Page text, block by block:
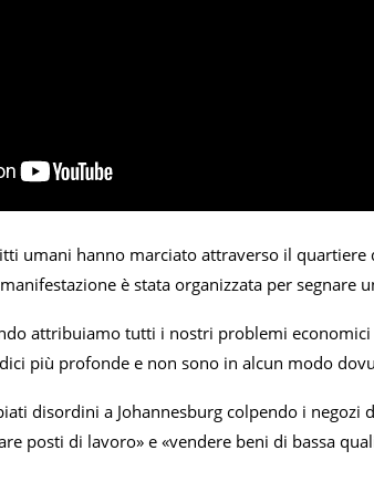
umani hanno marciato attraverso il quartiere
è stata organizzata per
attribuiamo tutti i nostri problemi
più profonde e non sono in alcun modo
disordini a Johannesburg colpendo i
posti di lavoro» e «vendere beni di bassa